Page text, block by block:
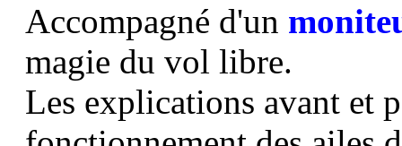
Accompagné d'un
magie du vol libre.
Les explications avant et